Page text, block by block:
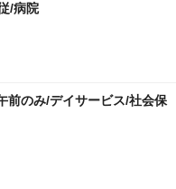
/病院
前のみ/デイサービス/社会保